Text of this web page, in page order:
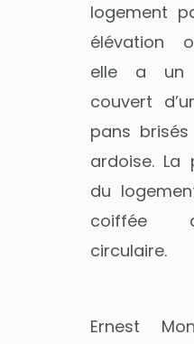
logement
élévation
elle a un
couvert
pans
ardoise. La
du
coiffée
circulaire.
Ernest